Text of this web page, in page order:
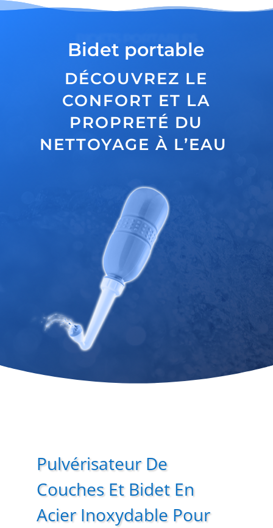
BIDETS PORTABLES
Bidet portable
DÉCOUVREZ LE
CONFORT ET LA
PROPRETÉ DU
NETTOYAGE À L’EAU
Pulvérisateur De
Couches Et Bidet En
Acier Inoxydable Pour